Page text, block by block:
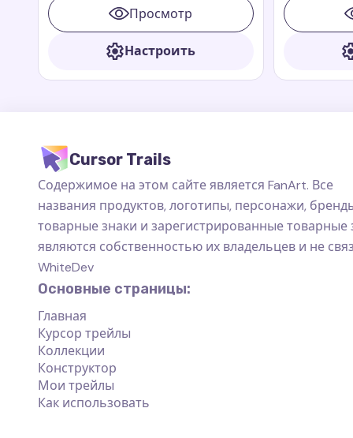
анимационных книг и фильмов
Paddington
Просмотр
Настроить
многих
Paddington
Cursor Trails
Содержимое на этом сайте является FanArt. Все
названия продуктов, логотипы, персонажи,
товарные знаки и зарегистрированные товарные
являются собственностью их владельцев и не
WhiteDev
Основные страницы:
Главная
Курсор трейлы
Коллекции
Конструктор
Мои трейлы
Как использовать